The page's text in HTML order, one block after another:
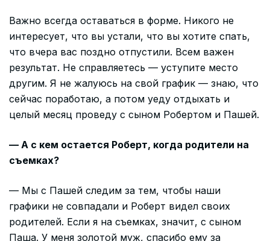
Важно всегда оставаться в форме. Никого не
интересует, что вы устали, что вы хотите спать,
что вчера вас поздно отпустили. Всем важен
результат. Не справляетесь — уступите место
другим. Я не жалуюсь на свой график — знаю, что
сейчас поработаю, а потом уеду отдыхать и
целый месяц проведу с сыном Робертом и Пашей.
— А с кем остается Роберт, когда родители на
съемках?
— Мы с Пашей следим за тем, чтобы наши
графики не совпадали и Роберт видел своих
родителей. Если я на съемках, значит, с сыном
Паша. У меня золотой муж, спасибо ему за